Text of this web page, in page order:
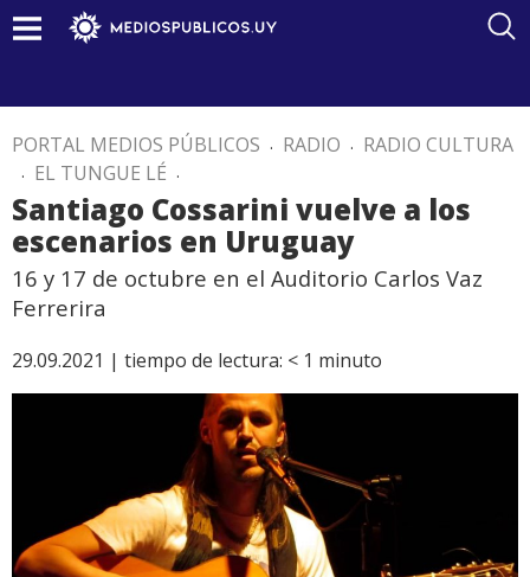
PORTAL MEDIOS PÚBLICOS . RADIO . RADIO CULTURA
. EL TUNGUE LÉ .
Santiago Cossarini vuelve a los
escenarios en Uruguay
16 y 17 de octubre en el Auditorio Carlos Vaz
Ferrerira
29.09.2021 | tiempo de lectura: < 1 minuto